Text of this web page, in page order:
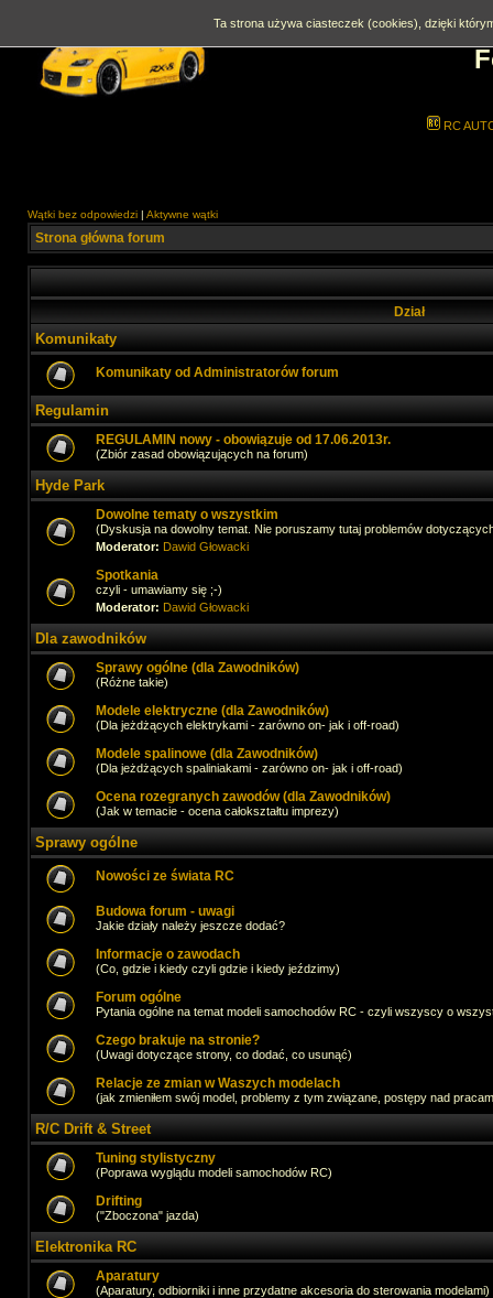
RC
Wątki bez odpowiedzi | Aktywne wątki
Strona główna forum
Dział
Komunikaty
Komunikaty od Administratorów forum
Regulamin
REGULAMIN nowy - obowiązuje od 17.06.2013r.
(Zbiór zasad obowiązujących na forum)
Hyde Park
Dowolne tematy o wszystkim
(Dyskusja na dowolny temat. Nie poruszamy tutaj problemów
Moderator: Dawid Głowacki
Spotkania
czyli - umawiamy się ;-)
Moderator: Dawid Głowacki
Dla zawodników
Sprawy ogólne (dla Zawodników)
(Różne takie)
Modele elektryczne (dla Zawodników)
(Dla jeżdżących elektrykami - zarówno on- jak i off-road)
Modele spalinowe (dla Zawodników)
(Dla jeżdżących spaliniakami - zarówno on- jak i off-road)
Ocena rozegranych zawodów (dla Zawodników)
(Jak w temacie - ocena całokształtu imprezy)
Sprawy ogólne
Nowości ze świata RC
Budowa forum - uwagi
Jakie działy należy jeszcze dodać?
Informacje o zawodach
(Co, gdzie i kiedy czyli gdzie i kiedy jeździmy)
Forum ogólne
Pytania ogólne na temat modeli samochodów RC - czyli wszyscy o
Czego brakuje na stronie?
(Uwagi dotyczące strony, co dodać, co usunąć)
Relacje ze zmian w Waszych modelach
(jak zmieniłem swój model, problemy z tym związane, postępy nad
R/C Drift & Street
Tuning stylistyczny
(Poprawa wyglądu modeli samochodów RC)
Drifting
("Zboczona" jazda)
Elektronika RC
Aparatury
(Aparatury, odbiorniki i inne przydatne akcesoria do sterowania modelami)
Ta strona używa ciasteczek (cookies), dzięki